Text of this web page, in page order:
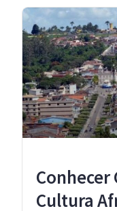
Conhecer
Cultura